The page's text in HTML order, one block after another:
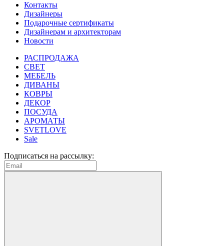
Контакты
Дизайнеры
Подарочные сертификаты
Дизайнерам и архитекторам
Новости
РАСПРОДАЖА
CВЕТ
МЕБЕЛЬ
ДИВАНЫ
КОВРЫ
ДЕКОР
ПОСУДА
АРОМАТЫ
SVETLOVE
Sale
Подписаться на рассылку: